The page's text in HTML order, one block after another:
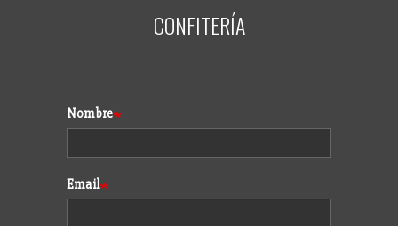
CONFITERÍA
Formulario
Nombre
Email